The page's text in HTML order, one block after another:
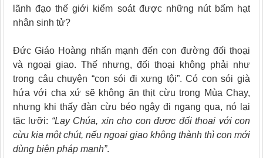
lãnh đạo thế giới kiểm soát được những nút bấm hạt
nhân sinh tử?
Đức Giáo Hoàng nhấn mạnh đến con đường đối thoại
và ngoại giao. Thế nhưng, đối thoại không phải như
trong câu chuyện “con sói đi xưng tội”. Có con sói già
hứa với cha xứ sẽ không ăn thịt cừu trong Mùa Chay,
nhưng khi thấy đàn cừu béo ngậy đi ngang qua, nó lại
tặc lưỡi: “Lạy Chúa, xin cho con được đối thoại với con
cừu kia một chút, nếu ngoại giao không thành thì con mới
dùng biện pháp mạnh”.